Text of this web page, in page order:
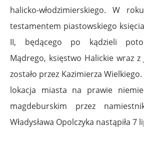
halicko-włodzimierskiego. W
testamentem piastowskiego księcia
II, będącego po kądzieli
Mądrego, księstwo Halickie wraz z
zostało przez Kazimierza
lokacja miasta na prawie
magdeburskim przez
Władysława Opolczyka nastąpiła 7